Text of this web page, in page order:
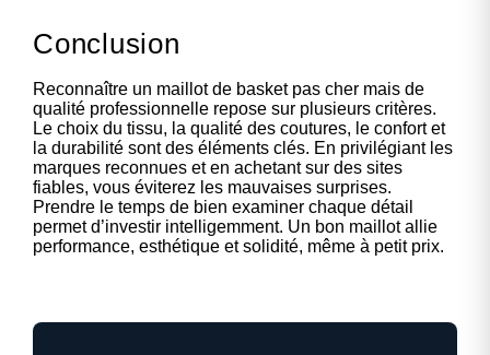
Conclusion
Reconnaître un maillot de basket pas cher mais de
qualité professionnelle repose sur plusieurs critères.
Le choix du tissu, la qualité des coutures, le confort et
la durabilité sont des éléments clés. En privilégiant les
marques reconnues et en achetant sur des sites
fiables, vous éviterez les mauvaises surprises.
Prendre le temps de bien examiner chaque détail
permet d’investir intelligemment. Un bon maillot allie
performance, esthétique et solidité, même à petit prix.